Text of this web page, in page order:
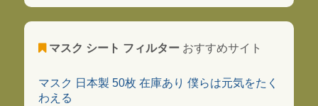
マスク シート フィルターおすすめサイト
マスク 日本製 50枚 在庫あり 僕らは元気をたく
わえる